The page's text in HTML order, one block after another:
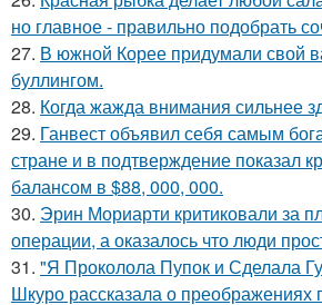
но главное - правильно подобрать
27. В южной Корее придумали свой
буллингом.
28. Когда жажда внимания сильнее
29. Ганвест объявил себя самым
стране и в подтверждение показал
балансом в $88, 000, 000.
30. Эрин Мориарти критиковали за
операции, а оказалось что люди
31. "Я Проколола Пупок и Сделала
Шкуро рассказала о преображениях